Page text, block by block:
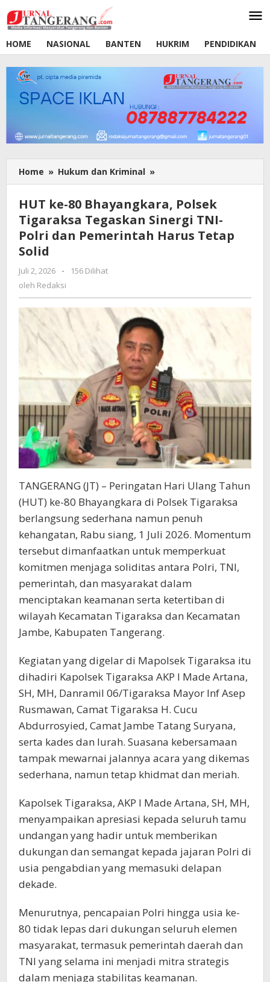
ke
konten
HOME
NASIONAL BANTEN HUKRIM PENDIDIKAN
Home » Hukum dan Kriminal »
ke-
Bhayangkara,
Polsek
Tigaraksa
dan
Pemerintah
Harus
Tetap
Solid
HUT ke-80 Bhayangkara, Polsek
Tigaraksa Tegaskan Sinergi TNI-
Polri dan Pemerintah Harus Tetap
Solid
Juli 2, 2026
oleh
Redaksi
-
156 Dilihat
oleh Redaksi
TANGERANG (JT) – Peringatan Hari Ulang Tahun
(HUT) ke-80 Bhayangkara di Polsek Tigaraksa
berlangsung sederhana namun penuh
kehangatan, Rabu siang, 1 Juli 2026. Momentum
tersebut dimanfaatkan untuk memperkuat
komitmen menjaga soliditas antara Polri, TNI,
pemerintah, dan masyarakat dalam
menciptakan keamanan serta ketertiban di
wilayah Kecamatan Tigaraksa dan Kecamatan
Jambe, Kabupaten Tangerang.
Kegiatan yang digelar di Mapolsek Tigaraksa itu
dihadiri Kapolsek Tigaraksa AKP I Made Artana,
SH, MH, Danramil 06/Tigaraksa Mayor Inf Asep
Rusmawan, Camat Tigaraksa H. Cucu
Abdurrosyied, Camat Jambe Tatang Suryana,
serta kades dan lurah. Suasana kebersamaan
tampak mewarnai jalannya acara yang dikemas
sederhana, namun tetap khidmat dan meriah.
Kapolsek Tigaraksa, AKP I Made Artana, SH, MH,
menyampaikan apresiasi kepada seluruh tamu
undangan yang hadir untuk memberikan
dukungan dan semangat kepada jajaran Polri di
usia pengabdian yang memasuki delapan
dekade.
Menurutnya, pencapaian Polri hingga usia ke-
80 tidak lepas dari dukungan seluruh elemen
masyarakat, termasuk pemerintah daerah dan
TNI yang selama ini menjadi mitra strategis
dalam menjaga stabilitas keamanan.